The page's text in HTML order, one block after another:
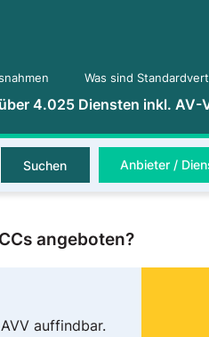
Was sind
4.025 Diensten inkl. AV-
Suchen Anbieter /
angeboten?
auffindbar.